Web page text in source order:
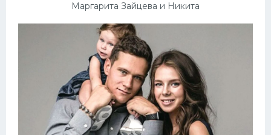
Маргарита Зайцева и Никита